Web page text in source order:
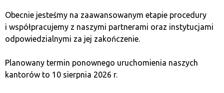
Technologia i rozwój
projektów a cena
kryptowalut
Obecnie jesteśmy na zaawansowanym etapie procedury
i współpracujemy z naszymi partnerami oraz instytucjami
odpowiedzialnymi za jej zakończenie.
Planowany termin ponownego uruchomienia naszych
kantorów to 10 sierpnia 2026 r.